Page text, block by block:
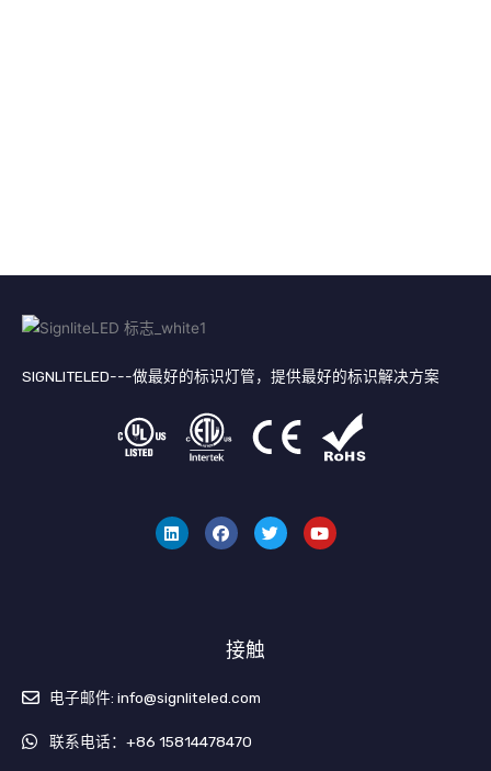
SIGNLITELED---做最好的标识灯管，提供最好的标识解决方案
c
e
b
喳
喳
u
T
u
接触
电子邮件: info@signliteled.com
联系电话：+86 15814478470